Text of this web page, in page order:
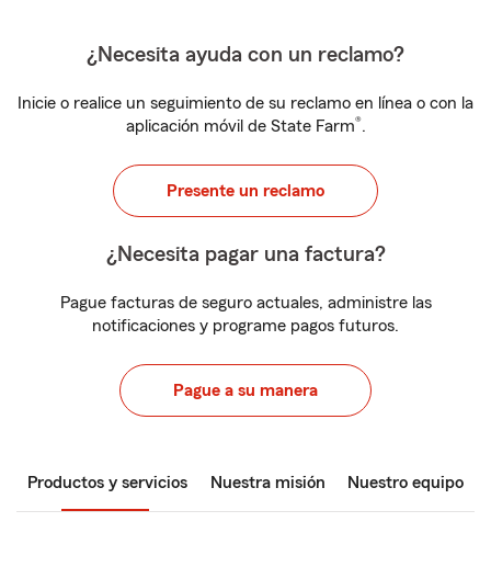
¿Necesita ayuda con un reclamo?
Inicie o realice un seguimiento de su reclamo en línea o con la
aplicación móvil de State Farm®.
Presente un reclamo
¿Necesita pagar una factura?
Pague facturas de seguro actuales, administre las
notificaciones y programe pagos futuros.
Pague a su manera
Productos y servicios Nuestra misión Nuestro equipo